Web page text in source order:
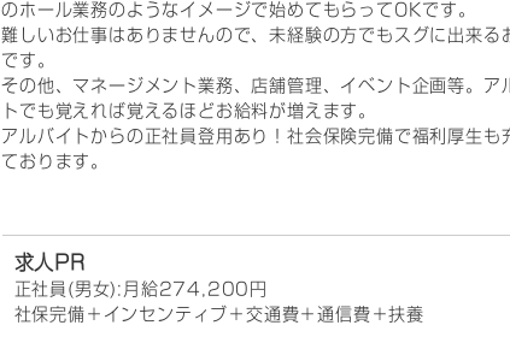
のホール業務のようなイメージで始めてもらってOKです。
難しいお仕事はありませんので、未経験の方でもスグに出来る
です。
その他、マネージメント業務、店舗管理、イベント企画等。ア
トでも覚えれば覚えるほどお給料が増えます。
アルバイトからの正社員登用あり！社会保険完備で福利厚生も
ております。
求人PR
正社員(男女):月給274,200円
社保完備＋インセンティブ＋交通費＋通信費＋扶養